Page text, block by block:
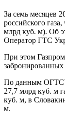
За семь месяцев
российского
млрд куб. м). Об
Оператор ГТС
При этом Газпром
По данным
27,7 млрд куб. м
куб. м, в
м.